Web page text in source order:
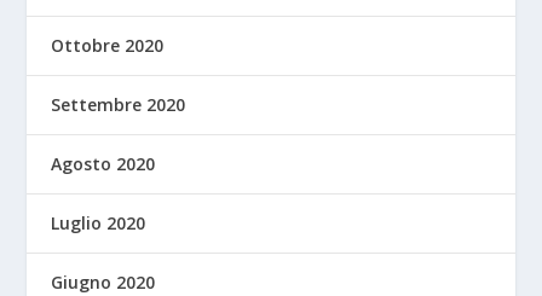
Ottobre 2020
Settembre 2020
Agosto 2020
Luglio 2020
Giugno 2020